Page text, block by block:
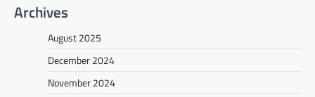
Archives
August 2025
December 2024
November 2024